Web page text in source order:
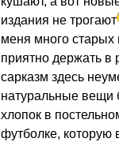
издания не трогают
меня много старых
приятно держать в
сарказм здесь
натуральные вещи
хлопок в
футболке, которую